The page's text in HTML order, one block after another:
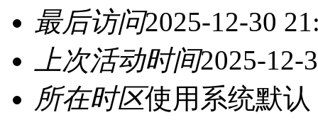
最后访问2025-12-30
上次活动时间2025-12-
所在时区使用系统默认